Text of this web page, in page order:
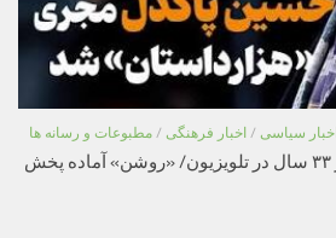
اخبار سیاسی / اخبار فرهنگی / مطبوعات و رسانه ها
اجرای حسین پاکدل پس از ۳۳ سال در تلویزیون/ «روشن» آماده پخش